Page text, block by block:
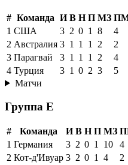
# Команда И В Н П МЗ
1 США 3 2 0 1 8 4
2 Австралия 3 1 1 1 2 2
3 Парагвай 3 1 1 1 2 4
4 Турция 3 1 0 2 3 5
Матчи
Группа E
# Команда И В Н П МЗ
1 Германия 3 2 0 1 10 4
2 Кот-д'Ивуар 3 2 0 1 4 2